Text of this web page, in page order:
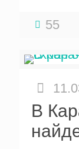
55
В